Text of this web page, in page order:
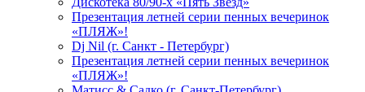
Презентация летней серии пенных вечеринок
«ПЛЯЖ»!
Dj Nil (г. Санкт - Петербург)
Презентация летней серии пенных вечеринок
«ПЛЯЖ»!